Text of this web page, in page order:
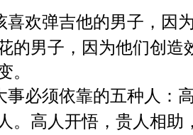
喜欢弹吉他的男子，因
的男子，因为他们创造
。
事必须依靠的五种人：
。高人开悟，贵人相助